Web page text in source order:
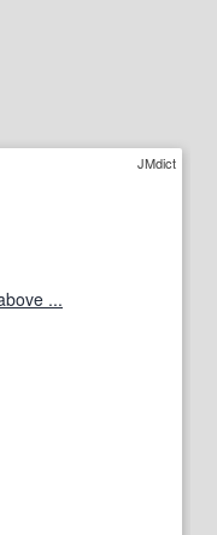
JMdict
...